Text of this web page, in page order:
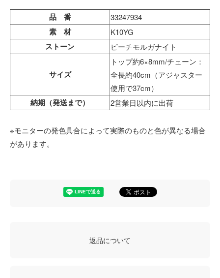
品 番 33247934
素 材 K10YG
ストーン ピーチモルガナイト
サイズ
トップ約6×8mm/チェーン：
全長約40cm（アジャスター
使用で37cm）
納期（発送まで） 2営業日以内に出荷
※モニターの発色具合によって実際のものと色が異なる場合
があります。
返品について